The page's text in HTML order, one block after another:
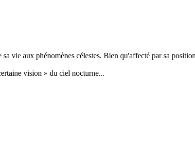
vie aux phénomènes célestes. Bien qu'affecté par sa
vision » du ciel nocturne...